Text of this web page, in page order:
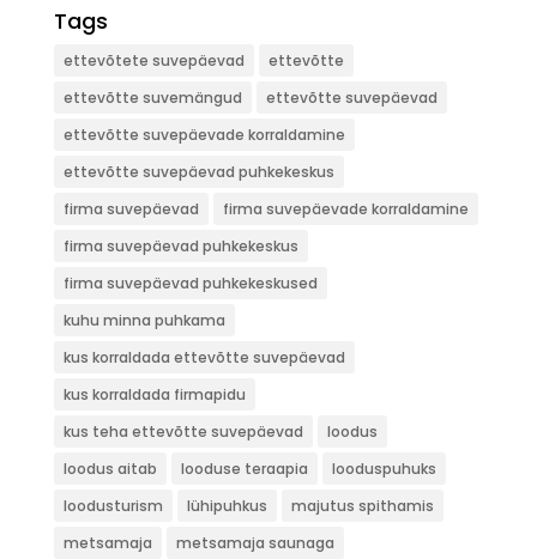
Tags
ettevõtete suvepäevad
ettevõtte
ettevõtte suvemängud
ettevõtte suvepäevad
ettevõtte suvepäevade korraldamine
ettevõtte suvepäevad puhkekeskus
firma suvepäevad
firma suvepäevade korraldamine
firma suvepäevad puhkekeskus
firma suvepäevad puhkekeskused
kuhu minna puhkama
kus korraldada ettevõtte suvepäevad
kus korraldada firmapidu
kus teha ettevõtte suvepäevad
loodus
loodus aitab
looduse teraapia
looduspuhuks
loodusturism
lühipuhkus
majutus spithamis
metsamaja
metsamaja saunaga